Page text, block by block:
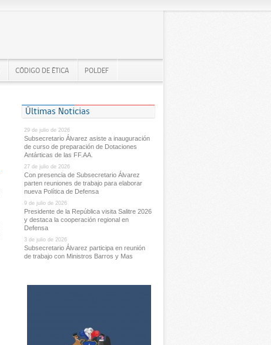
CÓDIGO DE ÉTICA POLDEF
Últimas Noticias
29 de julio de 2026
Subsecretario Álvarez asiste a inauguración
de curso de preparación de Dotaciones
Antárticas de las FF.AA.
27 de julio de 2026
Con presencia de Subsecretario Álvarez
parten reuniones de trabajo para elaborar
nueva Política de Defensa
9 de julio de 2026
Presidente de la República visita Salitre 2026
y destaca la cooperación regional en
Defensa
3 de julio de 2026
Subsecretario Álvarez participa en reunión
de trabajo con Ministros Barros y Mas